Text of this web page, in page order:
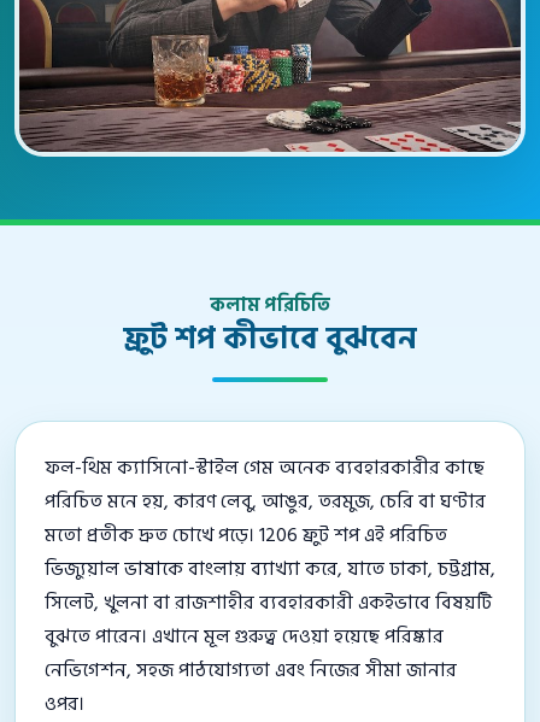
কলাম পরিচিতি
ফ্রুট শপ কীভাবে বুঝবেন
ফল-থিম ক্যাসিনো-স্টাইল গেম অনেক ব্যবহারকারীর কাছে
পরিচিত মনে হয়, কারণ লেবু, আঙুর, তরমুজ, চেরি বা ঘণ্টার
মতো প্রতীক দ্রুত চোখে পড়ে। 1206 ফ্রুট শপ এই পরিচিত
ভিজ্যুয়াল ভাষাকে বাংলায় ব্যাখ্যা করে, যাতে ঢাকা, চট্টগ্রাম,
সিলেট, খুলনা বা রাজশাহীর ব্যবহারকারী একইভাবে বিষয়টি
বুঝতে পারেন। এখানে মূল গুরুত্ব দেওয়া হয়েছে পরিষ্কার
নেভিগেশন, সহজ পাঠযোগ্যতা এবং নিজের সীমা জানার
ওপর।